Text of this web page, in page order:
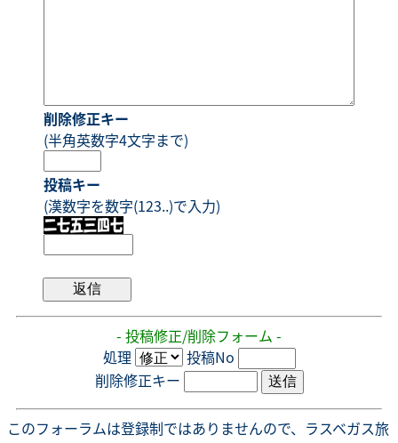
削除修正キー
(半角英数字4文字まで)
投稿キー
(漢数字を数字(123..)で入力)
- 投稿修正/削除フォーム -
処理
投稿No
削除修正キー
このフォーラムは登録制ではありませんので、ラスベガス旅